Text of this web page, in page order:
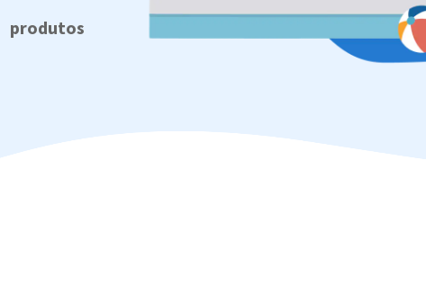
produtos